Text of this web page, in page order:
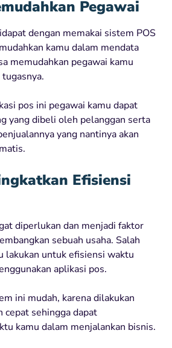
Pegawai
dengan memakai sistem POS
kamu dalam mendata
memudahkan pegawai kamu
pos ini pegawai kamu dapat
yang dibeli oleh pelanggan serta
yang nantinya akan
Efisiensi
diperlukan dan menjadi faktor
sebuah usaha. Salah
lakukan untuk efisiensi waktu
aplikasi pos.
ini mudah, karena dilakukan
cepat sehingga dapat
kamu dalam menjalankan bisnis.